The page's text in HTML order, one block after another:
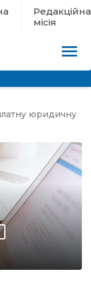
Редакційна
місія
юридичну